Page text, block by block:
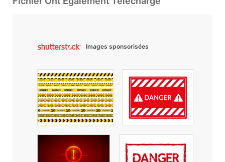
Images sponsorisées